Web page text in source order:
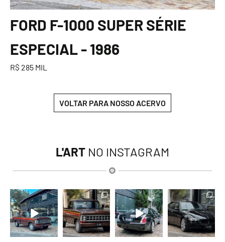
FORD F-1000 SUPER SÉRIE
ESPECIAL - 1986
R$ 285 MIL
VOLTAR PARA NOSSO ACERVO
L'ART NO INSTAGRAM
lart.br
Ago 7
lart.br
Ago 7
lart.br
Ago 6
lart.br
Ago 6